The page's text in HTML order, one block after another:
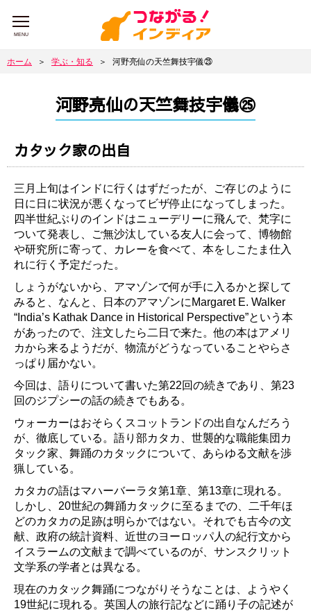
MENU
ホーム ＞ 学ぶ・知る ＞ 河野亮仙の天竺舞技宇儀㉕
河野亮仙の天竺舞技宇儀㉕
カタック家の出自
三月上旬はインドに行くはずだったが、ご存じのように
日に日に状況が悪くなってビザ停止になってしまった。
四半世紀ぶりのインドはニューデリーに飛んで、梵字に
ついて発表し、ご無沙汰している友人に会って、博物館
や研究所に寄って、カレーを食べて、本をしこたま仕入
れに行く予定だった。
しょうがないから、アマゾンで何が手に入るかと探して
みると、なんと、日本のアマゾンにMargaret E. Walker
“India’s Kathak Dance in Historical Perspective”という本
があったので、注文したら二日で来た。他の本はアメリ
カから来るようだが、物流がどうなっていることやらさ
っぱり届かない。
今回は、語りについて書いた第22回の続きであり、第23
回のジプシーの話の続きでもある。
ウォーカーはおそらくスコットランドの出自なんだろう
が、徹底している。語り部カタカ、世襲的な職能集団カ
タック家、舞踊のカタックについて、あらゆる文献を渉
猟している。
カタカの語はマハーバーラタ第1章、第13章に現れる。
しかし、20世紀の舞踊カタックに至るまでの、二千年ほ
どのカタカの足跡は明らかではない。それでも古今の文
献、政府の統計資料、近世のヨーロッパ人の紀行文から
イスラームの文献まで調べているのが、サンスクリット
文学系の学者とは異なる。
現在のカタック舞踊につながりそうなことは、ようやく
19世紀に現れる。英国人の旅行記などに踊り子の記述が